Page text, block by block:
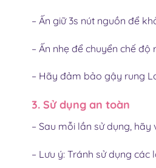
– Ấn giữ 3s nút nguồn để
– Ấn nhẹ để chuyển chế độ
– Hãy đảm bảo gậy rung
3. Sử dụng an toàn
– Sau mỗi lần sử dụng,
– Lưu ý: Tránh sử dụng